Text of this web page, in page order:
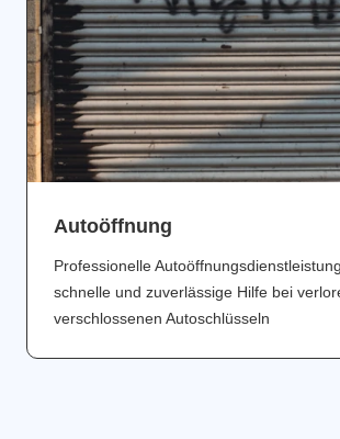
Аutoöffnung
Professionelle
schnelle und zuverlässige Hilfe bei
verschlossenen Autoschlüsseln